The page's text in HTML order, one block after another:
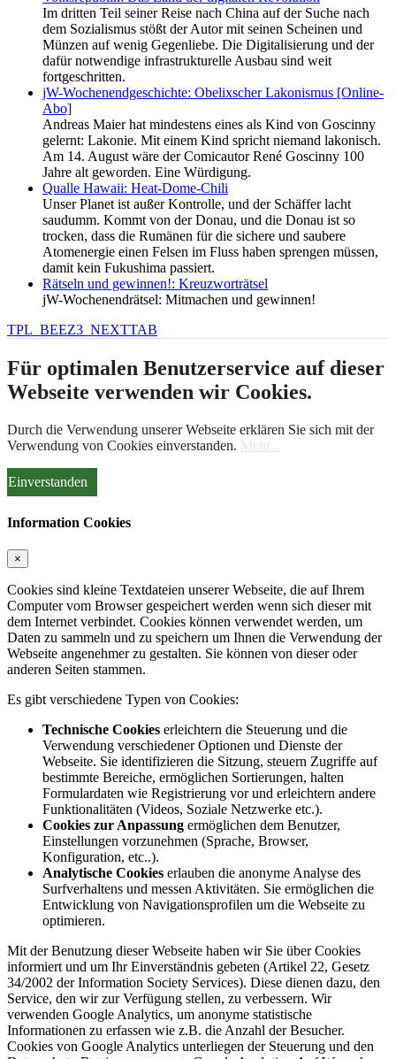
Im dritten Teil seiner Reise nach China auf der Suche nach
dem Sozialismus stößt der Autor mit seinen Scheinen und
Münzen auf wenig Gegenliebe. Die Digitalisierung und der
dafür notwendige infrastrukturelle Ausbau sind weit
fortgeschritten.
jW-Wochenendgeschichte: Obelixscher Lakonismus [Online-
Abo]
Andreas Maier hat mindestens eines als Kind von Goscinny
gelernt: Lakonie. Mit einem Kind spricht niemand lakonisch.
Am 14. August wäre der Comicautor René Goscinny 100
Jahre alt geworden. Eine Würdigung.
Qualle Hawaii: Heat-Dome-Chili
Unser Planet ist außer Kontrolle, und der Schäffer lacht
saudumm. Kommt von der Donau, und die Donau ist so
trocken, dass die Rumänen für die sichere und saubere
Atomenergie einen Felsen im Fluss haben sprengen müssen,
damit kein Fukushima passiert.
Rätseln und gewinnen!: Kreuzworträtsel
jW-Wochenendrätsel: Mitmachen und gewinnen!
TPL_BEEZ3_NEXTTAB
Für optimalen Benutzerservice auf dieser
Webseite verwenden wir Cookies.
Durch die Verwendung unserer Webseite erklären Sie sich mit der
Verwendung von Cookies einverstanden. Mehr...
Einverstanden
Information Cookies
×
Cookies sind kleine Textdateien unserer Webseite, die auf Ihrem
Computer vom Browser gespeichert werden wenn sich dieser mit
dem Internet verbindet. Cookies können verwendet werden, um
Daten zu sammeln und zu speichern um Ihnen die Verwendung der
Webseite angenehmer zu gestalten. Sie können von dieser oder
anderen Seiten stammen.
Es gibt verschiedene Typen von Cookies:
Technische Cookies erleichtern die Steuerung und die
Verwendung verschiedener Optionen und Dienste der
Webseite. Sie identifizieren die Sitzung, steuern Zugriffe auf
bestimmte Bereiche, ermöglichen Sortierungen, halten
Formulardaten wie Registrierung vor und erleichtern andere
Funktionalitäten (Videos, Soziale Netzwerke etc.).
Cookies zur Anpassung ermöglichen dem Benutzer,
Einstellungen vorzunehmen (Sprache, Browser,
Konfiguration, etc..).
Analytische Cookies erlauben die anonyme Analyse des
Surfverhaltens und messen Aktivitäten. Sie ermöglichen die
Entwicklung von Navigationsprofilen um die Webseite zu
optimieren.
Mit der Benutzung dieser Webseite haben wir Sie über Cookies
informiert und um Ihr Einverständnis gebeten (Artikel 22, Gesetz
34/2002 der Information Society Services). Diese dienen dazu, den
Service, den wir zur Verfügung stellen, zu verbessern. Wir
verwenden Google Analytics, um anonyme statistische
Informationen zu erfassen wie z.B. die Anzahl der Besucher.
Cookies von Google Analytics unterliegen der Steuerung und den